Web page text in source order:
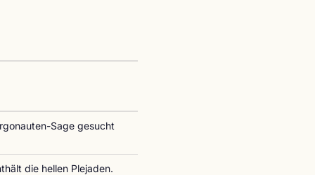
Sage gesucht
die hellen Plejaden.